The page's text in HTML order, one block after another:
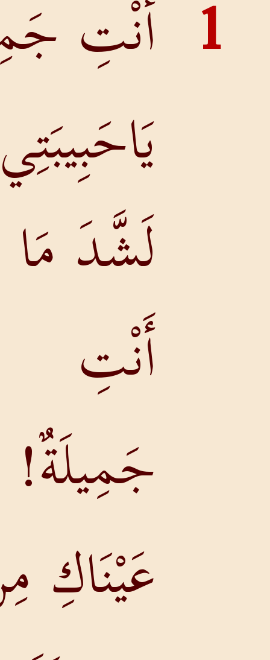
أَنْتِ جَمِيلَةٌ
يَاحَبِيبَتِي،
لَشَّدَ مَا
جَمِيلَةٌ!
عَيْنَاكِ مِنْ